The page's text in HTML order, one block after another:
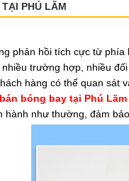
PHÚ LÃM
phản hồi tích cực từ
trường hợp, nhiều đối
hàng có thể quan sát
bóng bay tại Phú Lãm
như thường, đảm